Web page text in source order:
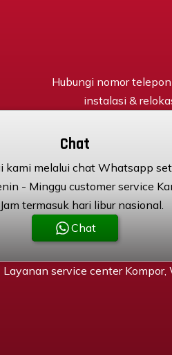
Hubungi nomor
instalasi &
Chat
kami melalui chat Whatsapp
- Minggu customer service
termasuk hari libur nasional.
Chat
Layanan service center